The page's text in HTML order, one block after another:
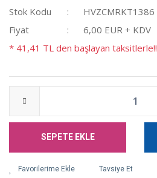
Stok Kodu
HVZCMRKT1386
Fiyat
6,00 EUR + KDV
* 41,41 TL den başlayan taksitlerle!!
SEPETE EKLE
Tavsiye Et